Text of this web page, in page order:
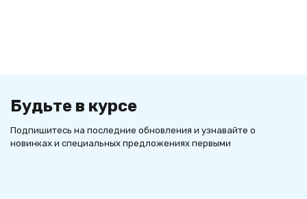
Будьте в курсе
Подпишитесь на последние обновления и узнавайте о
новинках и специальных предложениях первыми